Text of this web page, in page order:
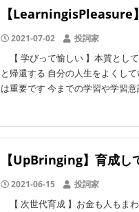
【LearningisPleasure
2021-07-02 投詞家
【 学びって愉しい 】本質とし
と帰還する 自分の人生をよくし
は重要です 今までの学習や学習
【UpBringing】育成し
2021-06-15 投詞家
【 次世代育成 】お金も人もま